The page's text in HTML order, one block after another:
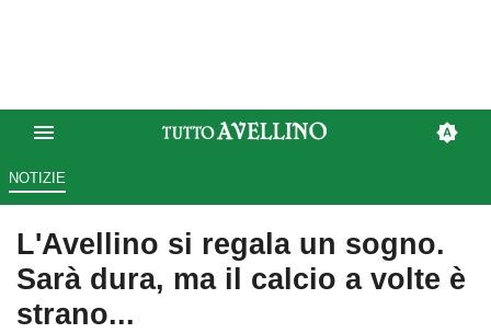
NOTIZIE
L'Avellino si regala un sogno.
Sarà dura, ma il calcio a volte è
strano...